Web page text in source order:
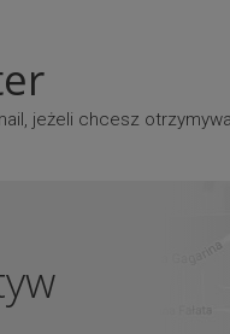
jeżeli chcesz